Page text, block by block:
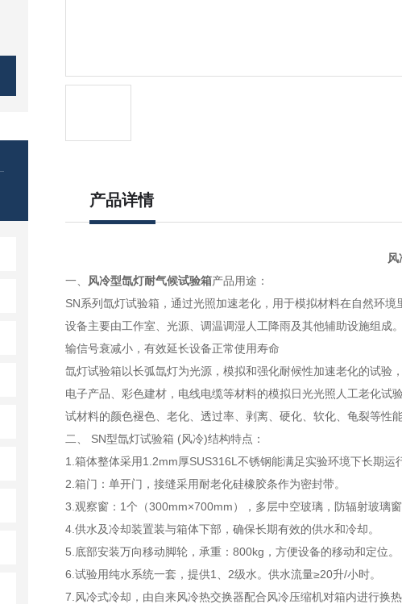
产品详情
一、
风冷型氙灯耐气候试验箱产品用途：
SN系列氙灯试验箱，通过光照加速老化，用于模拟材料在自然环
设备主要由工作室、光源、调温调湿人工降雨及其他辅助设施组
输信号衰减小，有效延长设备正常使用寿命
氙灯试验箱以长弧氙灯为光源，模拟和强化耐候性加速老化的试验
电子产品、彩色建材，电线电缆等材料的模拟日光光照人工老化试
试材料的颜色褪色、老化、透过率、剥离、硬化、软化、龟裂等性能
二、 SN型氙灯试验箱 (风冷)结构特点：
1.箱体整体采用1.2mm厚SUS316L不锈钢能满足实验环境下长期运
2.箱门：单开门，接缝采用耐老化硅橡胶条作为密封带。
3.观察窗：1个（300mm×700mm），多层中空玻璃，防辐射玻璃
4.供水及冷却装置装与箱体下部，确保长期有效的供水和冷却。
5.底部安装万向移动脚轮，承重：800kg，方便设备的移动和定位。
6.试验用纯水系统一套，提供1、2级水。供水流量≥20升/小时。
7.风冷式冷却，由自来风冷热交换器配合风冷压缩机对箱内进行换